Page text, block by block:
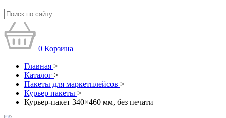
0 Корзина
Главная >
Каталог >
Пакеты для маркетплейсов >
Курьер пакеты >
Курьер-пакет 340×460 мм, без печати